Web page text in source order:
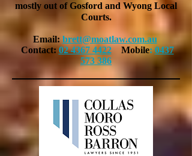
mostly out of Gosford and Wyong Local
Courts.
Email: brett@moatlaw.com.au
Contact: 02 4367 4422 Mobile:0437
573 386